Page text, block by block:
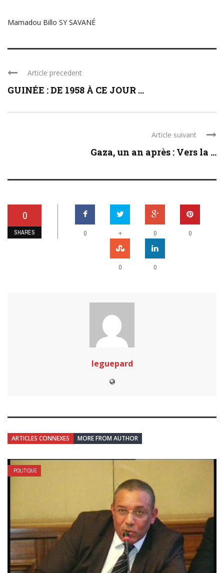
Mamadou Billo SY SAVANÉ
Article precedent
GUINÉE : DE 1958 À CE JOUR ...
Article suivant
Gaza, un an après : Vers la ...
0
SHARES 0 + 0 0
0 0
leguepard
ARTICLES CONNEXES MORE FROM AUTHOR
POLITIQUE